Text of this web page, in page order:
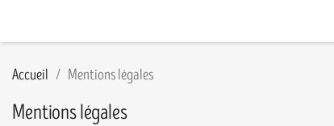
Accueil Mentions légales
Mentions légales